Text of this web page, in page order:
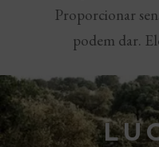
Proporcionar
podem dar.